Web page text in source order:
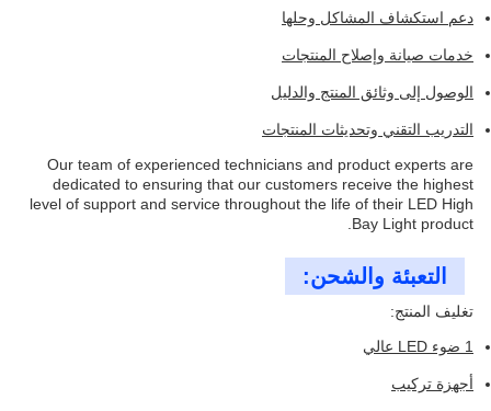
دعم استكشاف المشاكل وحلها
خدمات صيانة وإصلاح المنتجات
الوصول إلى وثائق المنتج والدليل
التدريب التقني وتحديثات المنتجات
Our team of experienced technicians and product experts are
dedicated to ensuring that our customers receive the highest
level of support and service throughout the life of their LED High
Bay Light product.
التعبئة والشحن:
تغليف المنتج:
1 ضوء LED عالي
أجهزة تركيب